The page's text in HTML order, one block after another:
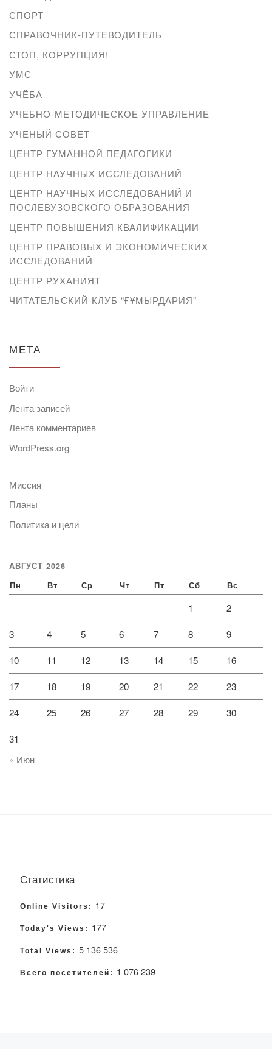
СПОРТ
СПРАВОЧНИК-ПУТЕВОДИТЕЛЬ
СТОП, КОРРУПЦИЯ!
УМС
УЧЁБА
УЧЕБНО-МЕТОДИЧЕСКОЕ УПРАВЛЕНИЕ
УЧЕНЫЙ СОВЕТ
ЦЕНТР ГУМАННОЙ ПЕДАГОГИКИ
ЦЕНТР НАУЧНЫХ ИССЛЕДОВАНИЙ
ЦЕНТР НАУЧНЫХ ИССЛЕДОВАНИЙ И
ПОСЛЕВУЗОВСКОГО ОБРАЗОВАНИЯ
ЦЕНТР ПОВЫШЕНИЯ КВАЛИФИКАЦИИ
ЦЕНТР ПРАВОВЫХ И ЭКОНОМИЧЕСКИХ
ИССЛЕДОВАНИЙ
ЦЕНТР РУХАНИЯТ
ЧИТАТЕЛЬСКИЙ КЛУБ “ҒҰМЫРДАРИЯ”
МЕТА
Войти
Лента записей
Лента комментариев
WordPress.org
Миссия
Планы
Политика и цели
АВГУСТ 2026
Пн Вт Ср Чт Пт Сб Вс
1 2
3 4 5 6 7 8 9
10 11 12 13 14 15 16
17 18 19 20 21 22 23
24 25 26 27 28 29 30
31
« Июн
Статистика
Online Visitors: 17
Today's Views: 177
Total Views: 5 136 536
Всего посетителей: 1 076 239